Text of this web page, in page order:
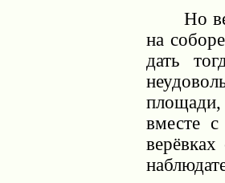
Но
на
дать
вместе